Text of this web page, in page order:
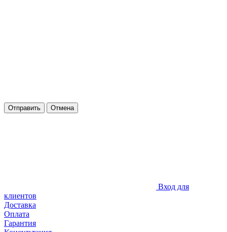
Отправить Отмена
Вход для
клиентов
Доставка
Оплата
Гарантия